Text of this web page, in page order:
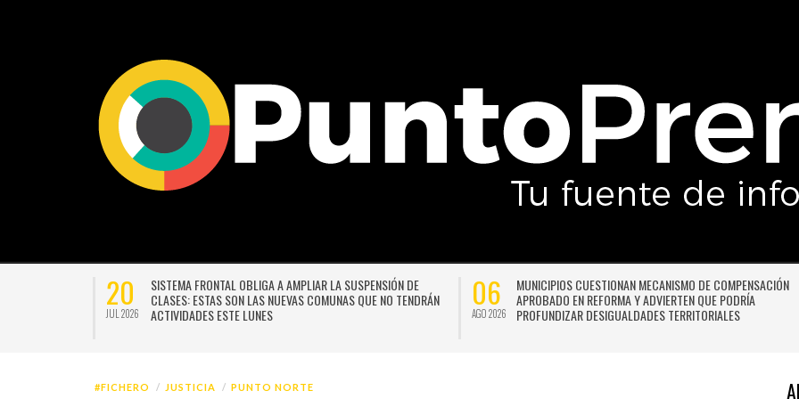
06
AGO 2026
MUNICIPIOS CUESTIONAN MECANISMO DE COMPENSACIÓN
APROBADO EN REFORMA Y ADVIERTEN QUE PODRÍA
PROFUNDIZAR DESIGUALDADES TERRITORIALES
06
AGO 2026
VALPARAÍSO PREPARA UNA AMPLIA AGENDA DE ACTIVIDADES
GRATUITAS PARA CELEBRAR EL MES DE LA NIÑEZ
#FICHERO JUSTICIA PUNTO NORTE